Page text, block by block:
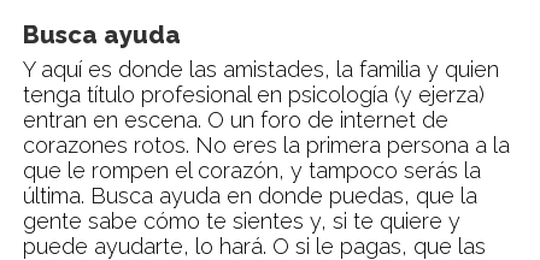
Busca ayuda
Y aquí es donde las amistades, la familia y quien
tenga título profesional en psicología (y ejerza)
entran en escena. O un foro de internet de
corazones rotos. No eres la primera persona a la
que le rompen el corazón, y tampoco serás la
última. Busca ayuda en donde puedas, que la
gente sabe cómo te sientes y, si te quiere y
puede ayudarte, lo hará. O si le pagas, que las